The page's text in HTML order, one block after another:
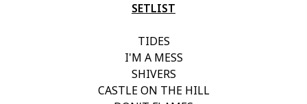
SETLIST
TIDES
I'M A MESS
SHIVERS
CASTLE ON THE HILL